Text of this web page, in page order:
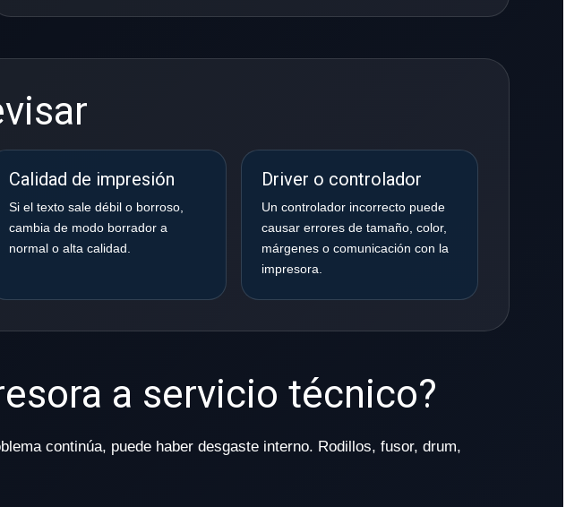
Calidad de impresión
Si el texto sale débil o borroso,
cambia de modo borrador a
normal o alta calidad.
Driver o controlador
Un controlador incorrecto puede
causar errores de tamaño, color,
márgenes o comunicación con la
impresora.
a servicio técnico?
continúa, puede haber desgaste interno. Rodillos, fusor, drum,